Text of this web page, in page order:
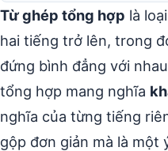
Từ ghép tổng hợp là
hai tiếng trở lên, trong
đứng bình đẳng với
tổng hợp mang nghĩa
nghĩa của từng tiếng
gộp đơn giản mà là một